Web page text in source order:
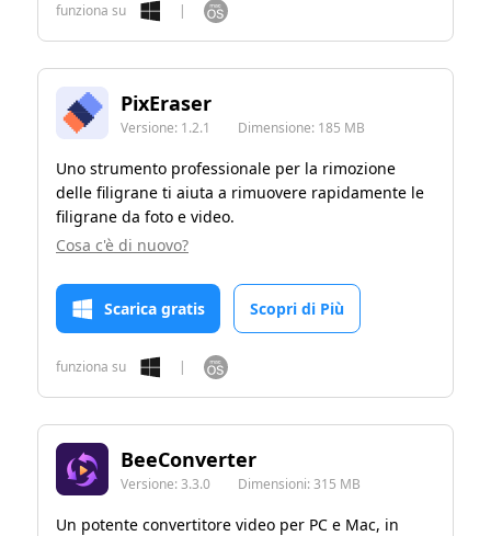
funziona su |
PixEraser
Versione: 1.2.1 Dimensione: 185 MB
Uno strumento professionale per la rimozione
delle filigrane ti aiuta a rimuovere rapidamente le
filigrane da foto e video.
Cosa c'è di nuovo?
Scarica gratis Scopri di Più
funziona su |
BeeConverter
Versione: 3.3.0 Dimensioni: 315 MB
Un potente convertitore video per PC e Mac, in